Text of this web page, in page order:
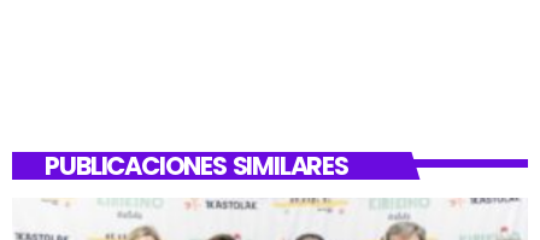
PUBLICACIONES SIMILARES